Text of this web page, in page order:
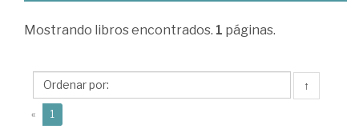
Lascano,
Julio
Mostrando libros encontrados. 1 páginas.
↑
« 1